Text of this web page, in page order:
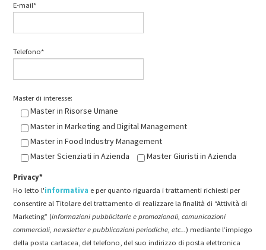
E-mail*
Telefono*
Master di interesse:
Master in Risorse Umane
Master in Marketing and Digital Management
Master in Food Industry Management
Master Scienziati in Azienda
Master Giuristi in Azienda
Privacy*
Ho letto l'informativa e per quanto riguarda i trattamenti richiesti per
consentire al Titolare del trattamento di realizzare la finalità di “Attività di
Marketing” (informazioni pubblicitarie e promozionali, comunicazioni
commerciali, newsletter e pubblicazioni periodiche, etc...) mediante l’impiego
della posta cartacea, del telefono, del suo indirizzo di posta elettronica